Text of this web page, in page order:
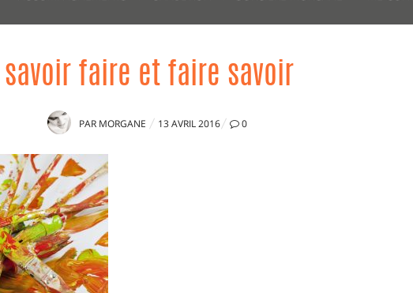
savoir faire et faire savoir
PAR MORGANE
PUBLIÉ
13 AVRIL 2016 0